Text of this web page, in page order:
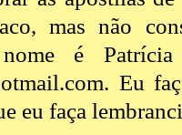
mas não
nome é
Eu
eu faça